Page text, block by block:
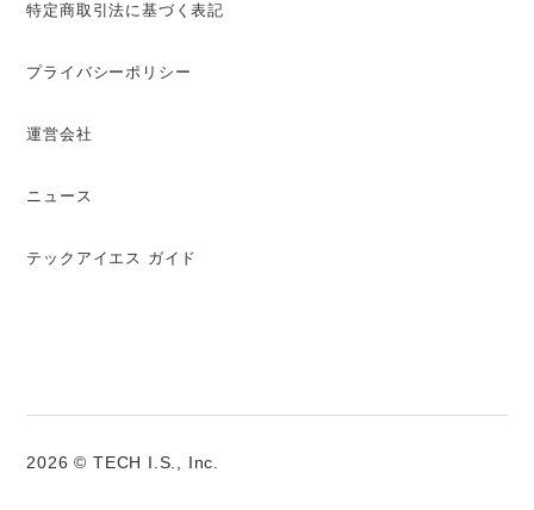
特定商取引法に基づく表記
プライバシーポリシー
運営会社
ニュース
テックアイエス ガイド
2026 © TECH I.S., Inc.